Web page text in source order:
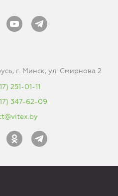
г. Минск, ул. Смирнова 2
251-01-11
347-62-09